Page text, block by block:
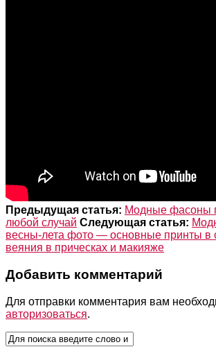
Предыдущая статья: Модные фасоны
любой случай Следующая статья:
весны-лета фото — основные принты в
веяния в прическах и макияже
Добавить комментарий
Для отправки комментария вам
авторизоваться.